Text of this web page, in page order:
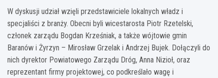
W dyskusji udział wzięli przedstawiciele lokalnych władz i
specjaliści z branży. Obecni byli wicestarosta Piotr Rzetelski,
członek zarządu Bogdan Krześniak, a także wójtowie gmin
Baranów i Żyrzyn – Mirosław Grzelak i Andrzej Bujek. Dołączyli do
nich dyrektor Powiatowego Zarządu Dróg, Anna Nizioł, oraz
reprezentant firmy projektowej, co podkreślało wagę i